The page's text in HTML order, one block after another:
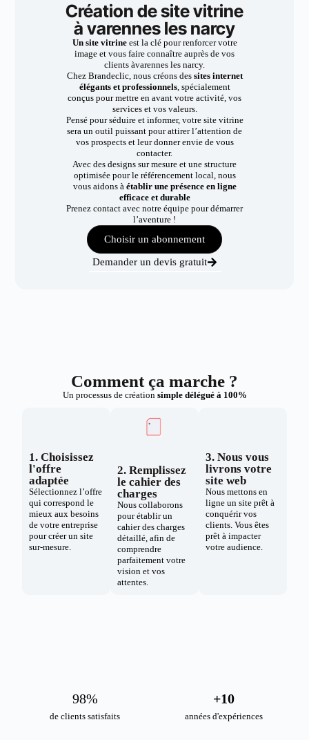
Création de site vitrine
à varennes les narcy
Un site vitrineest la clé pour renforcer votre
image et vous faire connaître auprès de vos
clients àvarennes les narcy.
Chez Brandeclic, nous créons dessites internet
élégants et professionnels, spécialement
conçus pour mettre en avant votre activité, vos
services et vos valeurs.
Pensé pour séduire et informer, votre site vitrine
sera un outil puissant pour attirer l’attention de
vos prospects et leur donner envie de vous
contacter.
Avec des designs sur mesure et une structure
optimisée pour le référencement local, nous
vous aidons à établir une présence en ligne
efficace et durable
Prenez contact avec notre équipe pour démarrer
l’aventure !
Choisir un abonnement
Demander un devis gratuit
Comment ça marche ?
Un processus de création simple délégué à 100%
1. Choisissez
l'offre
adaptée
Sélectionnez l’offre
qui correspond le
mieux aux besoins
de votre entreprise
pour créer un site
sur-mesure.
2. Remplissez
le cahier des
charges
Nous collaborons
pour établir un
cahier des charges
détaillé, afin de
comprendre
parfaitement votre
vision et vos
attentes.
3. Nous vous
livrons votre
site web
Nous mettons en
ligne un site prêt à
conquérir vos
clients. Vous êtes
prêt à impacter
votre audience.
de clients satisfaits
98%
années d'expériences
+10